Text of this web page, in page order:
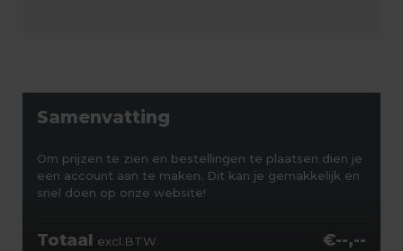
Samenvatting
Om prijzen te zien en bestellingen te plaatsen dien je
een account aan te maken. Dit kan je gemakkelijk en
snel doen op onze website!
Totaal excl.BTW €--,--